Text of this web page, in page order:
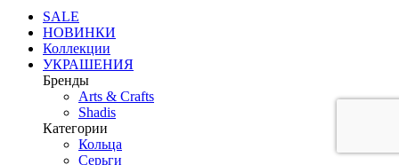
SALE
НОВИНКИ
Коллекции
УКРАШЕНИЯ
Бренды
Аrts & Сrafts
Shadis
Категории
Кольца
Серьги